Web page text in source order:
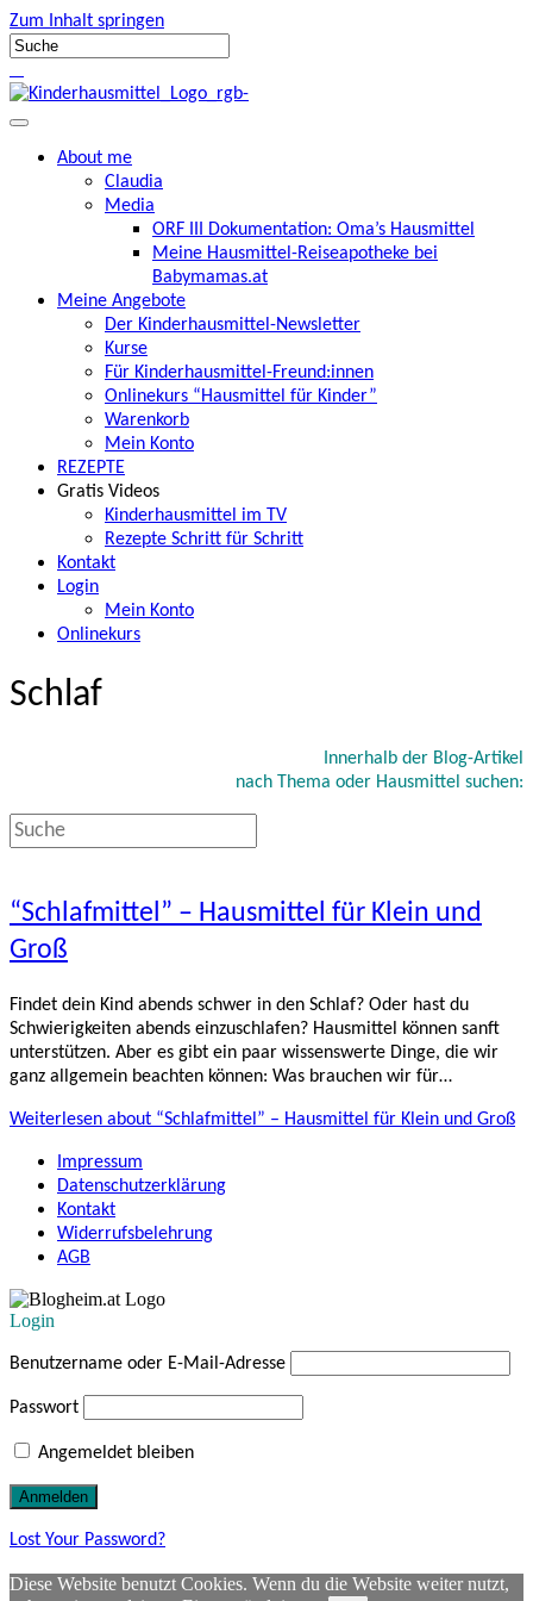
Zum Inhalt springen
About me
Claudia
Media
ORF III Dokumentation: Oma’s Hausmittel
Meine Hausmittel-Reiseapotheke bei
Babymamas.at
Meine Angebote
Der Kinderhausmittel-Newsletter
Kurse
Für Kinderhausmittel-Freund:innen
Onlinekurs “Hausmittel für Kinder”
Warenkorb
Mein Konto
REZEPTE
Gratis Videos
Kinderhausmittel im TV
Rezepte Schritt für Schritt
Kontakt
Login
Mein Konto
Onlinekurs
Schlaf
Innerhalb der Blog-Artikel
nach Thema oder Hausmittel suchen:
“Schlafmittel” – Hausmittel für Klein und
Groß
Findet dein Kind abends schwer in den Schlaf? Oder hast du
Schwierigkeiten abends einzuschlafen? Hausmittel können sanft
unterstützen. Aber es gibt ein paar wissenswerte Dinge, die wir
ganz allgemein beachten können: Was brauchen wir für…
Weiterlesen about “Schlafmittel” – Hausmittel für Klein und Groß
Impressum
Datenschutzerklärung
Kontakt
Widerrufsbelehrung
AGB
Login
Benutzername oder E-Mail-Adresse
Passwort
Angemeldet bleiben
Lost Your Password?
Diese Website benutzt Cookies. Wenn du die Website weiter nutzt,